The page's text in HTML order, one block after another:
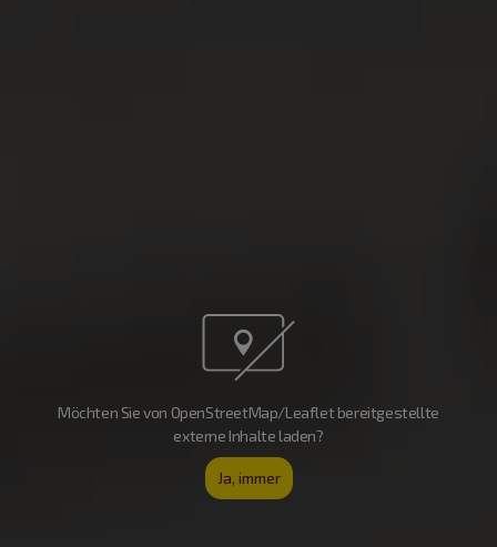
Möchten Sie von OpenStreetMap/Leaflet bereitgestellte
externe Inhalte laden?
Ja, immer